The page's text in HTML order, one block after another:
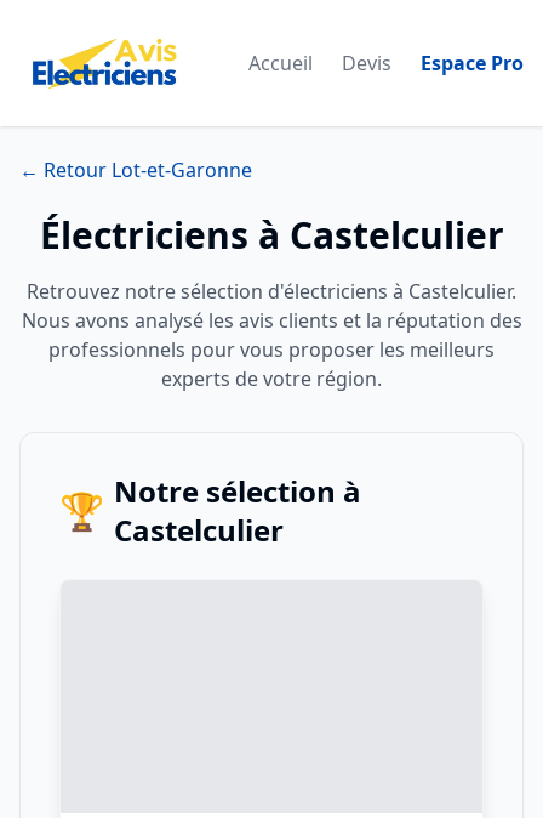
Accueil Devis Espace Pro
← Retour Lot-et-Garonne
Électriciens à Castelculier
Retrouvez notre sélection d'électriciens à Castelculier.
Nous avons analysé les avis clients et la réputation des
professionnels pour vous proposer les meilleurs
experts de votre région.
🏆 Notre sélection à
Castelculier